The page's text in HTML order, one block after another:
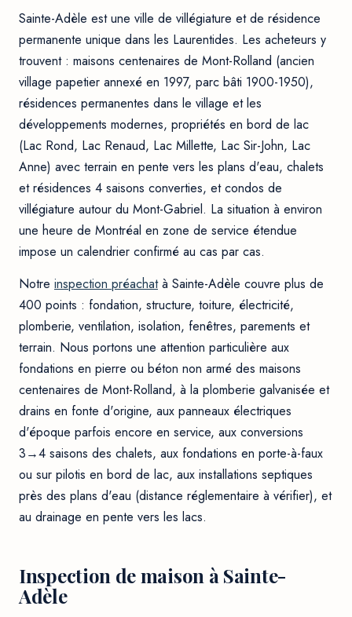
Sainte-Adèle est une ville de villégiature et de résidence
permanente unique dans les Laurentides. Les acheteurs y
trouvent : maisons centenaires de Mont-Rolland (ancien
village papetier annexé en 1997, parc bâti 1900-1950),
résidences permanentes dans le village et les
développements modernes, propriétés en bord de lac
(Lac Rond, Lac Renaud, Lac Millette, Lac Sir-John, Lac
Anne) avec terrain en pente vers les plans d'eau, chalets
et résidences 4 saisons converties, et condos de
villégiature autour du Mont-Gabriel. La situation à environ
une heure de Montréal en zone de service étendue
impose un calendrier confirmé au cas par cas.
Notre inspection préachatà Sainte-Adèle couvre plus de
400 points : fondation, structure, toiture, électricité,
plomberie, ventilation, isolation, fenêtres, parements et
terrain. Nous portons une attention particulière aux
fondations en pierre ou béton non armé des maisons
centenaires de Mont-Rolland, à la plomberie galvanisée et
drains en fonte d'origine, aux panneaux électriques
d'époque parfois encore en service, aux conversions
3→4 saisons des chalets, aux fondations en porte-à-faux
ou sur pilotis en bord de lac, aux installations septiques
près des plans d'eau (distance réglementaire à vérifier), et
au drainage en pente vers les lacs.
Inspection de maison à Sainte-
Adèle